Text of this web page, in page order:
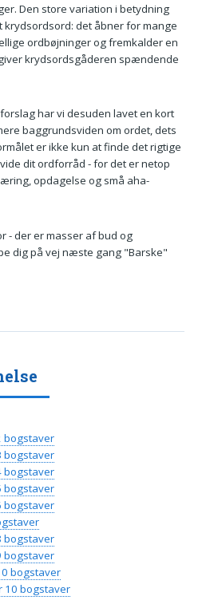
Den store variation i betydning
det åbner for mange
ordbøjninger og fremkalder en
krydsordsgåderen spændende
har vi desuden lavet en kort
baggrundsviden om ordet, dets
er ikke kun at finde det rigtige
dit ordforråd - for det er netop
opdagelse og små aha-
- der er masser af bud og
dig på vej næste gang "Barske"
bogstaver
bogstaver
bogstaver
bogstaver
bogstaver
bogstaver
bogstaver
bogstaver
10 bogstaver